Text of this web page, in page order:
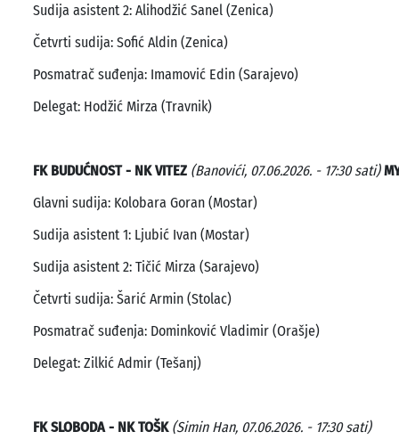
Sudija asistent 2: Alihodžić Sanel (Zenica)
Četvrti sudija: Sofić Aldin (Zenica)
Posmatrač suđenja: Imamović Edin (Sarajevo)
Delegat: Hodžić Mirza (Travnik)
FK BUDUĆNOST - NK VITEZ (Banovići, 07.06.2026. - 17:30 sati)
Glavni sudija: Kolobara Goran (Mostar)
Sudija asistent 1: Ljubić Ivan (Mostar)
Sudija asistent 2: Tičić Mirza (Sarajevo)
Četvrti sudija: Šarić Armin (Stolac)
Posmatrač suđenja: Dominković Vladimir (Orašje)
Delegat: Zilkić Admir (Tešanj)
FK SLOBODA - NK TOŠK (Simin Han, 07.06.2026. - 17:30 sati)